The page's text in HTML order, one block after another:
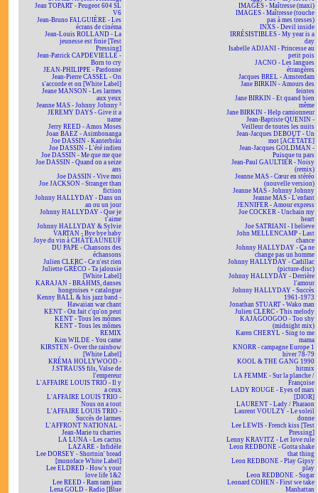
Jean TOPART - Peugeot 604 SL
V6
Jean-Bruno FALGUIÈRE - Les
écrans de cinéma
Jean-Louis ROLLAND - La
jeunesse est finie [Test
Pressing]
Jean-Patrick CAPDEVIELLE -
Born to cry
JEAN-PHILIPPE - Pardonne
Jean-Pierre CASSEL - On
s'accorde et on [White Label]
Jeane MANSON - Les larmes
aux yeux
Jeanne MAS - Johnny Johnny ²
JEREMY DAYS - Give it a
name
Jerry REED - Amos Moses
Joan BAEZ - Asimbonanga
Joe DASSIN - Kanterbräu
Joe DASSIN - L'été indien
Joe DASSIN - Me que me que
Joe DASSIN - Quand on a seize
ans
Joe DASSIN - Vive moi
Joe JACKSON - Stranger than
fiction
Johnny HALLYDAY - Dans un
an ou un jour
Johnny HALLYDAY - Que je
t'aime
Johnny HALLYDAY & Sylvie
VARTAN - Bye bye baby
Joye du vin à CHÂTEAUNEUF
DU PAPE - Chansons des
échansons
Julien CLERC - Ce n'est rien
Juliette GRÉCO - Ta jalousie
[White Label]
KARAJAN - BRAHMS, danses
hongroises + catalogue
Kenny BALL & his jazz band -
Hawaiian war chant
KENT - On fait c'qu'on peut
KENT - Tous les mômes
KENT - Tous les mômes
REMIX
Kim WILDE - You came
KIRSTEN - Over the rainbow
[White Label]
KRÉMA HOLLYWOOD -
J.STRAUSS fils, Valse de
l'empereur
L'AFFAIRE LOUIS TRIO - Il y
a ceux
L'AFFAIRE LOUIS TRIO -
Nous on a tout
L'AFFAIRE LOUIS TRIO -
Succès de larmes
L'AFFRONT NATIONAL -
Jean-Marie tu charries
LA LUNA - Les cactus
LAZARE - Infidèle
Lee DORSEY - Shortnin' bread
[monoface White Label]
Lee ELDRED - How's your
love life 1&2
Lee REED - Ram ram jam
Lena GOLD - Radio [Blue
IMAGES - Maîtresse (maxi)
IMAGES - Maîtresse (touche
pas à mes tresses)
INXS - Devil inside
IRRÉSISTIBLES - My year is a
day
Isabelle ADJANI - Princesse au
petit pois
JACNO - Les langues
étrangères
Jacques BREL - Amsterdam
Jane BIRKIN - Amours des
feintes
Jane BIRKIN - Et quand bien
même
Jane BIRKIN - Help camionneur
Jean-Baptiste QUENIN -
Veilleur de toutes les nuits
Jean-Jacques DEBOUT - Un
mot [ACÉTATE]
Jean-Jacques GOLDMAN -
Puisque tu pars
Jean-Paul GAULTIER - Noisy
(remix)
Jeanne MAS - Cœur en stéréo
(nouvelle version)
Jeanne MAS - Johnny Johnny
Jeanne MAS - L'enfant
JENNIFER - Amour express
Joe COCKER - Unchain my
heart
Joe SATRIANI - I believe
John MELLENCAMP - Last
chance
Johnny HALLYDAY - Ça ne
change pas un homme
Johnny HALLYDAY - Cadillac
(picture-disc)
Johnny HALLYDAY - Derrière
l'amour
Johnny HALLYDAY - Succès
1961-1973
Jonathan STUART - Wako man
Julien CLERC - This melody
KAJAGOOGOO - Too shy
(midnight mix)
Karen CHERYL - Sing to me
mama
KNORR - campagne Europe 1
hiver 78-79
KOOL & THE GANG 1990
hitmix
LA FEMME - Sur la planche /
Françoise
LADY ROUGE - Eyes of mars
[DIOR]
LAURENT - Lady / Pharaon
Laurent VOULZY - Le soleil
donne
Lee LEWIS - French kiss [Test
Pressing]
Lenny KRAVITZ - Let love rule
Leon REDBONE - Gotta shake
that thing
Leon REDBONE - Play Gipsy
play
Leon REDBONE - Sugar
Leonard COHEN - First we take
Manhattan